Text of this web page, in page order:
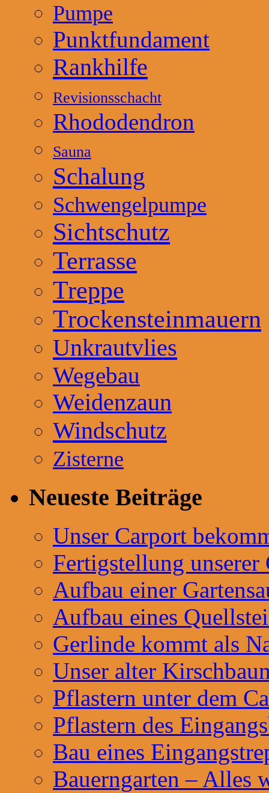
Pumpe
Punktfundament
Rankhilfe
Revisionsschacht
Rhododendron
Sauna
Schalung
Schwengelpumpe
Sichtschutz
Terrasse
Treppe
Trockensteinmauern
Unkrautvlies
Wegebau
Weidenzaun
Windschutz
Zisterne
Neueste Beiträge
Unser Carport
Fertigstellung unserer
Aufbau einer
Aufbau eines
Gerlinde kommt als
Unser alter
Pflastern unter dem
Pflastern des
Bau eines
Bauerngarten – Alles